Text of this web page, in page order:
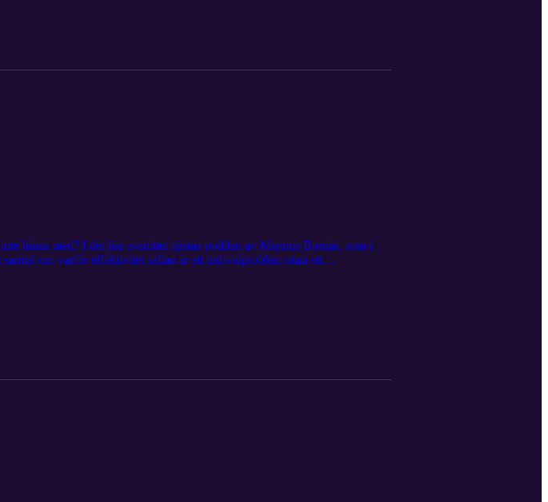
hinns med? I det här avsnittet gästas podden av Magnus Bornäs, som i
om varför effektivitet sällan är ett individproblem utan ett
👉 Vill du veta mer om smarta arbetssätt och effektivitet? Mejla Magnus
organisationer, kontakta Miriam på miriam@aumla.se